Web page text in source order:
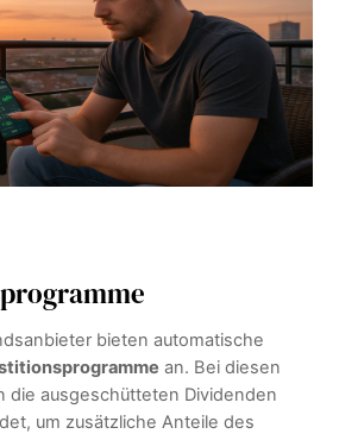
bieten automatische
an. Bei diesen
die ausgeschütteten Dividenden
um zusätzliche Anteile des